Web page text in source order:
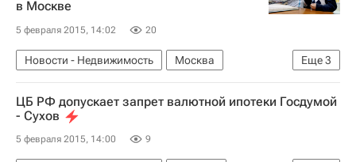
в Москве
5 февраля 2015, 14:02 20
Еще3
Новости - Недвижимость
Москва
Строительство
Медучреждения Россия
ЦБ РФ допускает запрет валютной ипотеки Госдумой
- Сухов
5 февраля 2015, 14:00 9